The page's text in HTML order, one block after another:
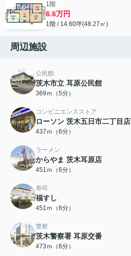
1階
6.6万円
1階 / 14.60坪(48.27㎡)
周辺施設
公民館
茨木市立 耳原公民館
369ｍ（5分）
コンビニエンスストア
ローソン 茨木五日市二丁目店
437ｍ（6分）
ラーメン
からやま 茨木耳原店
451ｍ（6分）
寿司
福すし
451ｍ（6分）
警察
茨木警察署 耳原交番
473ｍ（6分）